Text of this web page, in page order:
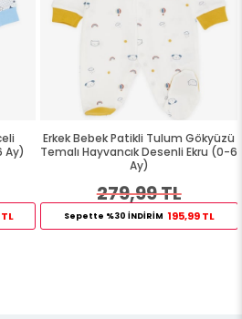
Ay)
Erkek Bebek Patikli Tulum Gökyüzü
Temalı Hayvancık Desenli Ekru (0-6
Ay)
279,99 TL
Sepette %30 İNDİRİM 195,99 TL